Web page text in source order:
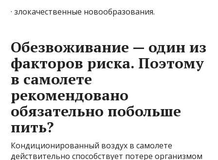
· злокачественные новообразования.
Обезвоживание — один из
факторов риска. Поэтому
в самолете
рекомендовано
обязательно побольше
пить?
Кондиционированный воздух в самолете
действительно способствует потере организмом